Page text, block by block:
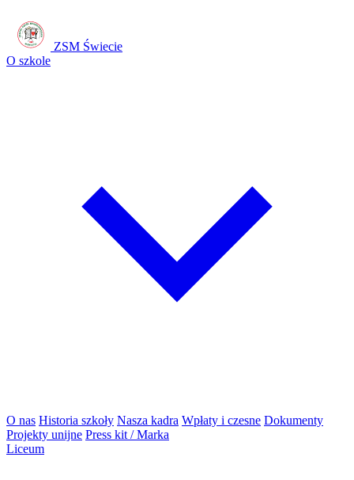
ZSM Świecie
O szkole
O nas Historia szkoły Nasza kadra Wpłaty i czesne Dokumenty
Projekty unijne Press kit / Marka
Liceum